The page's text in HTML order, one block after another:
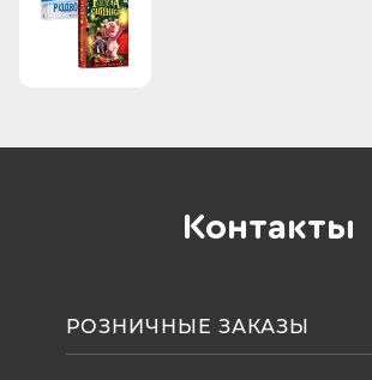
Контакты
РОЗНИЧНЫЕ ЗАКАЗЫ